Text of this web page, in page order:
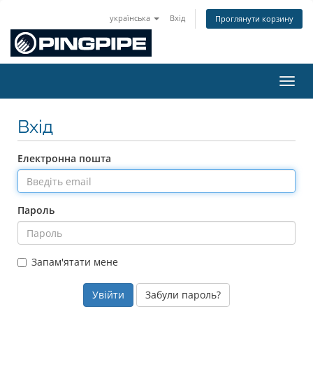
українська Вхід Проглянути корзину
Вхід
Електронна пошта
Пароль
Запам'ятати мене
Забули пароль?